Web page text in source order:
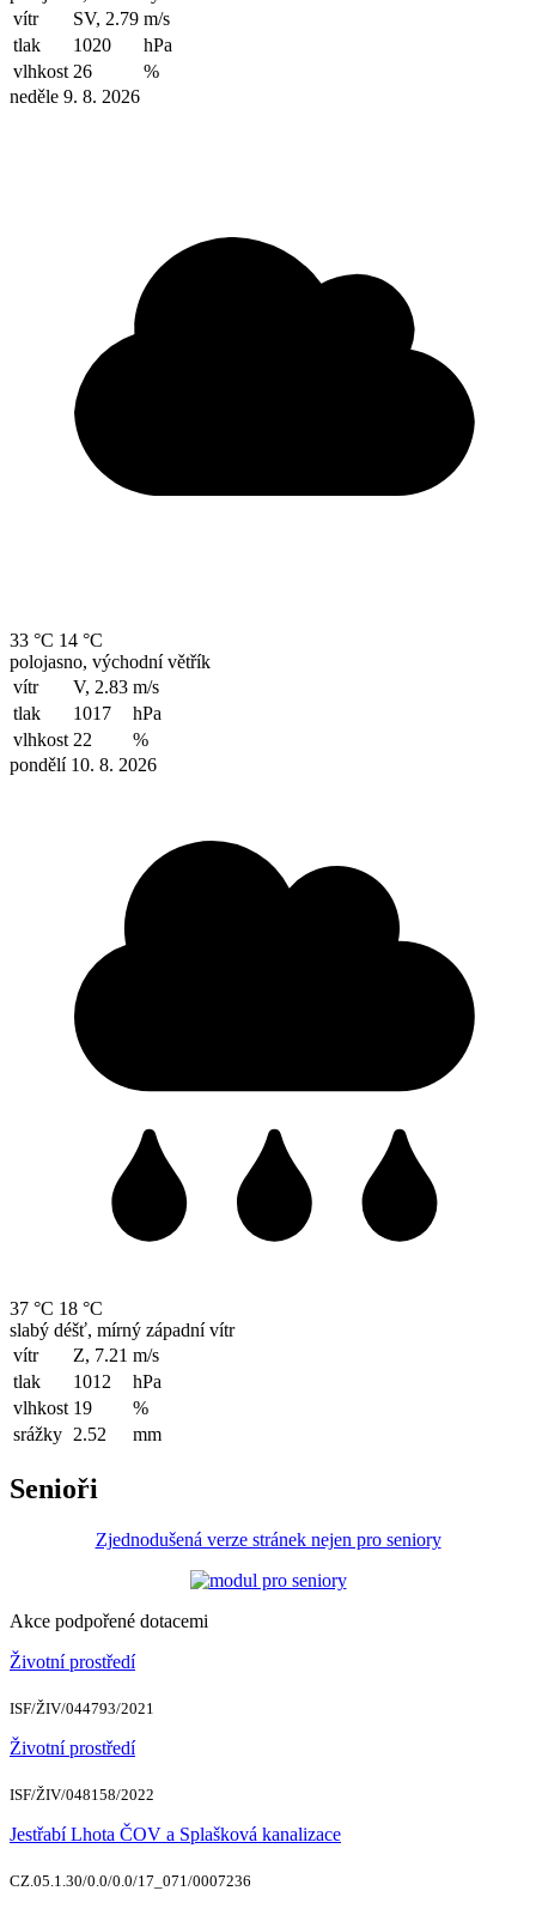
vítr
SV, 2.79 m/s
tlak
1020
hPa
vlhkost 26
%
neděle 9. 8. 2026
33 °C 14 °C
polojasno, východní větřík
vítr
V, 2.83 m/s
tlak
1017
hPa
vlhkost 22
%
pondělí 10. 8. 2026
37 °C 18 °C
slabý déšť, mírný západní vítr
vítr
Z, 7.21 m/s
tlak
1012
hPa
vlhkost 19
%
srážky 2.52 mm
Senioři
Zjednodušená verze stránek nejen pro seniory
Akce podpořené dotacemi
Životní prostředí
ISF/ŽIV/044793/2021
Životní prostředí
ISF/ŽIV/048158/2022
Jestřabí Lhota ČOV a Splašková kanalizace
CZ.05.1.30/0.0/0.0/17_071/0007236